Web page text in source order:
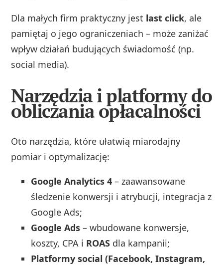
Dla małych firm praktyczny jest last click, ale
pamiętaj o jego ograniczeniach – może zaniżać
wpływ działań budujących świadomość (np.
social media).
Narzędzia i platformy do
obliczania opłacalności
Oto narzędzia, które ułatwią miarodajny
pomiar i optymalizację:
Google Analytics 4 – zaawansowane
śledzenie konwersji i atrybucji, integracja z
Google Ads;
Google Ads – wbudowane konwersje,
koszty, CPA i ROAS dla kampanii;
Platformy social (Facebook, Instagram,